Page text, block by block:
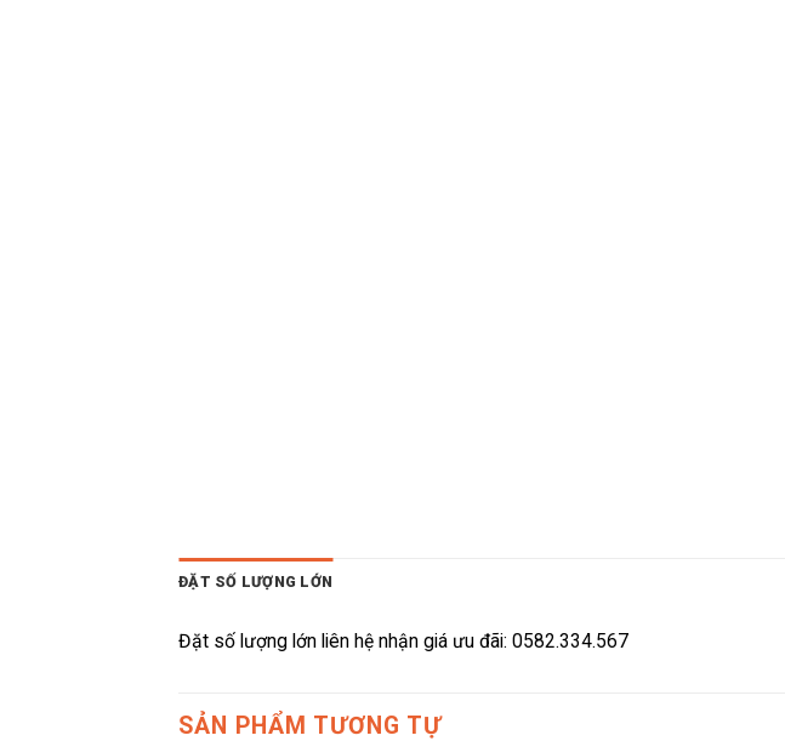
ĐẶT SỐ LƯỢNG LỚN
Đặt số lượng lớn liên hệ nhận giá ưu đãi: 0582.334.567
SẢN PHẨM TƯƠNG TỰ